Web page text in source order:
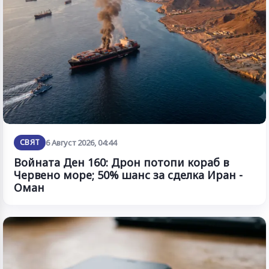
СВЯТ 6 Август 2026, 04:44
Войната Ден 160: Дрон потопи кораб в
Червено море; 50% шанс за сделка Иран -
Оман